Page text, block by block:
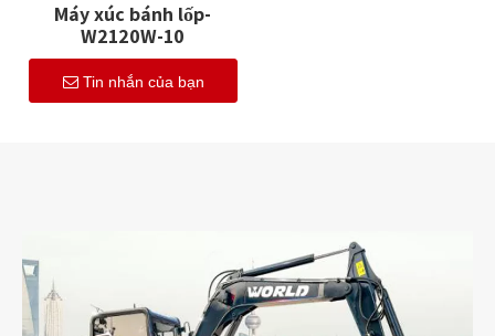
Máy xúc bánh lốp-
W2120W-10
Tin nhắn của bạn